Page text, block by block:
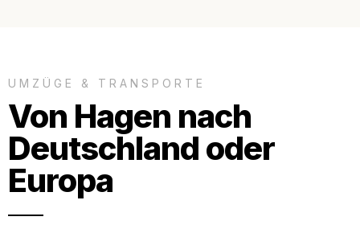
UMZÜGE & TRANSPORTE
Von Hagen nach
Deutschland oder
Europa